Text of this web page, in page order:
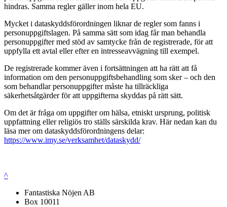
hindras. Samma regler gäller inom hela EU.
Mycket i dataskyddsförordningen liknar de regler som fanns i
personuppgiftslagen. På samma sätt som idag får man behandla
personuppgifter med stöd av samtycke från de registrerade, för att
uppfylla ett avtal eller efter en intresseavvägning till exempel.
De registrerade kommer även i fortsättningen att ha rätt att få
information om den personuppgiftsbehandling som sker – och den
som behandlar personuppgifter måste ha tillräckliga
säkerhetsåtgärder för att uppgifterna skyddas på rätt sätt.
Om det är fråga om uppgifter om hälsa, etniskt ursprung, politisk
uppfattning eller religiös tro ställs särskilda krav. Här nedan kan du
läsa mer om dataskyddsförordningens delar:
https://www.imy.se/verksamhet/dataskydd/
^
Fantastiska Nöjen AB
Box 10011